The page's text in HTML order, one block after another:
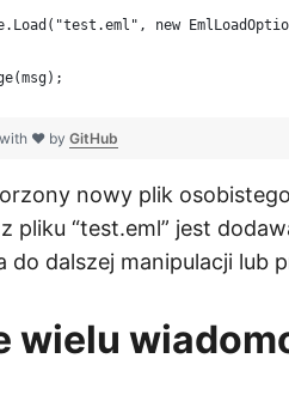
new
❤ by GitHub
nowy plik
pliku “test.eml” jest
do dalszej manipulacji lub
wielu